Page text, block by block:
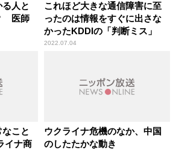
人と
医師
これほど大きな通信障害に至
ったのは情報をすぐに出さな
かったKDDIの「判断ミス」
2022.07.04
こと
イナ商
ウクライナ危機のなか、中国
のしたたかな動き